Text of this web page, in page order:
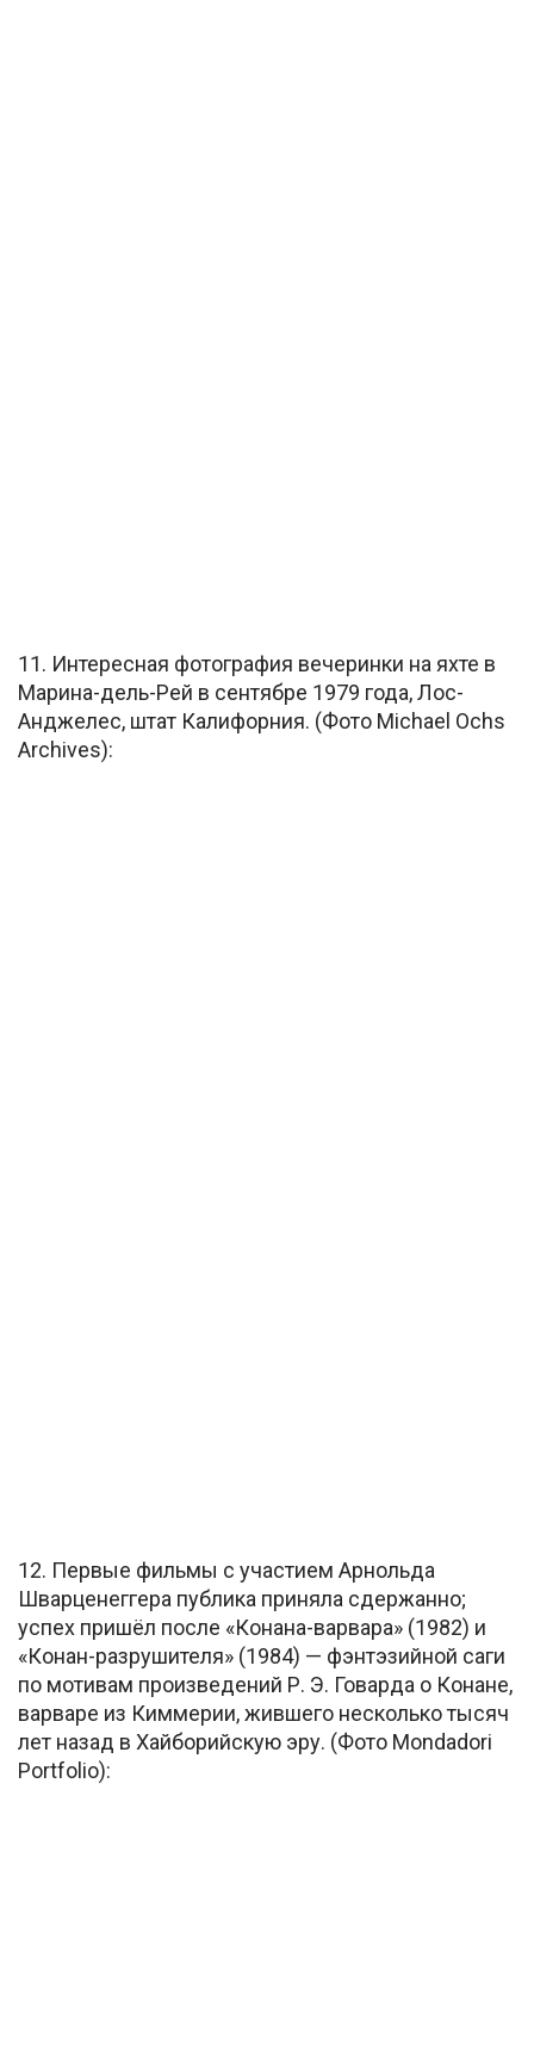
11. Интересная фотография вечеринки на яхте в
Марина-дель-Рей в сентябре 1979 года, Лос-
Анджелес, штат Калифорния. (Фото Michael Ochs
Archives):
12. Первые фильмы с участием Арнольда
Шварценеггера публика приняла сдержанно;
успех пришёл после «Конана-варвара» (1982) и
«Конан-разрушителя» (1984) — фэнтэзийной саги
по мотивам произведений Р. Э. Говарда о Конане,
варваре из Киммерии, жившего несколько тысяч
лет назад в Хайборийскую эру. (Фото Mondadori
Portfolio):